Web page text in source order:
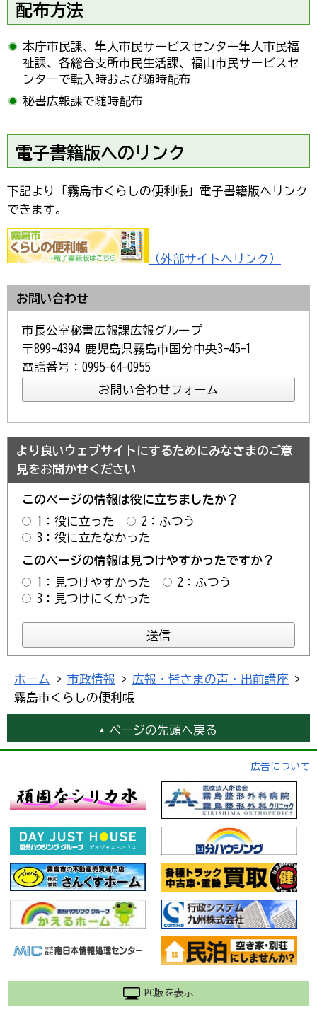
配布方法
本庁市民課、隼人市民サービスセンター隼人市民福
祉課、各総合支所市民生活課、福山市民サービスセ
ンターで転入時および随時配布
秘書広報課で随時配布
電子書籍版へのリンク
下記より「霧島市くらしの便利帳」電子書籍版へリンク
できます。
（外部サイトへリンク）
お問い合わせ
市長公室秘書広報課広報グループ
〒899-4394 鹿児島県霧島市国分中央3-45-1
電話番号：0995-64-0955
より良いウェブサイトにするためにみなさまのご意
見をお聞かせください
このページの情報は役に立ちましたか？
1：役に立った
2：ふつう
3：役に立たなかった
このページの情報は見つけやすかったですか？
1：見つけやすかった
2：ふつう
3：見つけにくかった
ホーム > 市政情報 > 広報・皆さまの声・出前講座 >
霧島市くらしの便利帳
ページの先頭へ戻る
広告について
PC版を表示